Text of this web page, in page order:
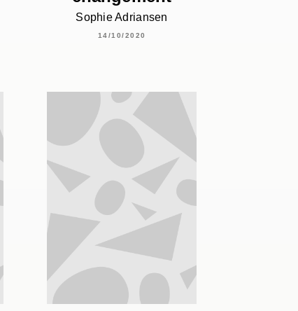
Sophie Adriansen
14/10/2020